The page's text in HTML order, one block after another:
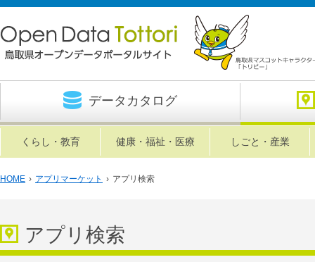
データカタログ
くらし・教育 健康・福祉・医療 しごと・産業
HOME › アプリマーケット › アプリ検索
アプリ検索